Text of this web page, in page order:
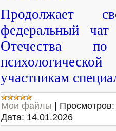
Продолжает
федеральный
Отечества
участникам
Мои файлы | Просмотров:
Дата: 14.01.2026